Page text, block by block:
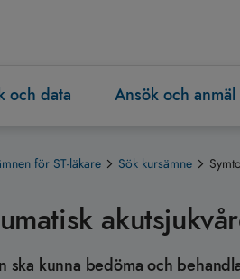
och data Ansök och anmäl
för ST-läkare Sök kursämne
ska kunna bedöma och